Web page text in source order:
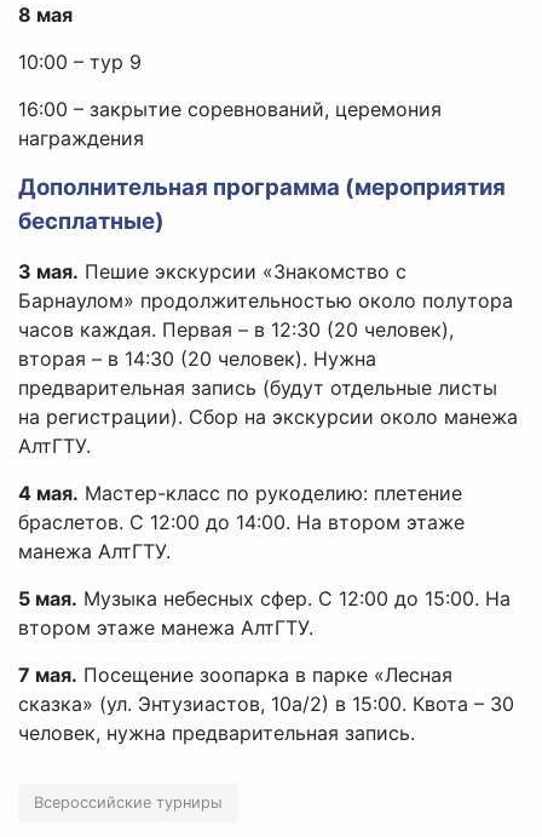
8 мая
10:00 – тур 9
16:00 – закрытие соревнований, церемония
награждения
Дополнительная программа (мероприятия
бесплатные)
3 мая. Пешие экскурсии «Знакомство с
Барнаулом» продолжительностью около полутора
часов каждая. Первая – в 12:30 (20 человек),
вторая – в 14:30 (20 человек). Нужна
предварительная запись (будут отдельные листы
на регистрации). Сбор на экскурсии около манежа
АлтГТУ.
4 мая. Мастер-класс по рукоделию: плетение
браслетов. С 12:00 до 14:00. На втором этаже
манежа АлтГТУ.
5 мая. Музыка небесных сфер. С 12:00 до 15:00. На
втором этаже манежа АлтГТУ.
7 мая. Посещение зоопарка в парке «Лесная
сказка» (ул. Энтузиастов, 10а/2) в 15:00. Квота – 30
человек, нужна предварительная запись.
Всероссийские турниры